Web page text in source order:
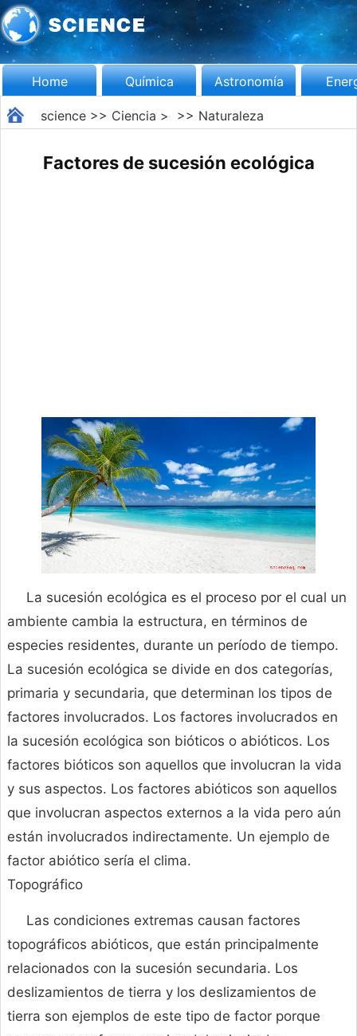
Home Química Astronomía
science>> Ciencia > >> Naturaleza
Factores de sucesión ecológica
La sucesión ecológica es el proceso por el cual un
ambiente cambia la estructura, en términos de
especies residentes, durante un período de tiempo.
La sucesión ecológica se divide en dos categorías,
primaria y secundaria, que determinan los tipos de
factores involucrados. Los factores involucrados en
la sucesión ecológica son bióticos o abióticos. Los
factores bióticos son aquellos que involucran la vida
y sus aspectos. Los factores abióticos son aquellos
que involucran aspectos externos a la vida pero aún
están involucrados indirectamente. Un ejemplo de
factor abiótico sería el clima.
Topográfico
Las condiciones extremas causan factores
topográficos abióticos, que están principalmente
relacionados con la sucesión secundaria. Los
deslizamientos de tierra y los deslizamientos de
tierra son ejemplos de este tipo de factor porque